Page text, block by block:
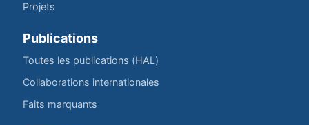
Projets
Publications
Toutes les publications (HAL)
Collaborations internationales
Faits marquants